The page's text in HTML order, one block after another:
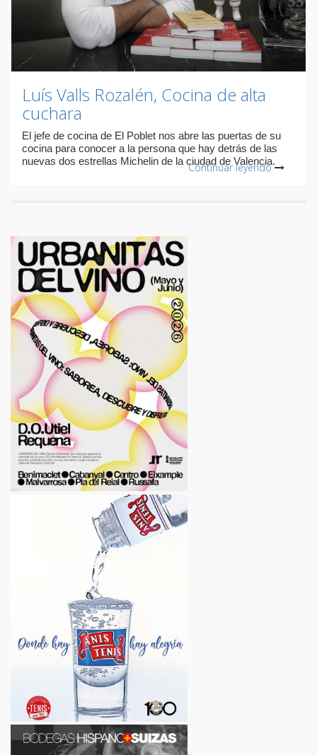
Luís Valls Rozalén, Cocina de alta
cuchara
El jefe de cocina de El Poblet nos abre las puertas de su
cocina para conocer a la persona que hay detrás de las
nuevas dos estrellas Michelin de la ciudad de Valencia.
Continuar leyendo